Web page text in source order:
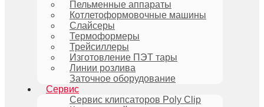
Пельменные аппараты
Котлетоформовочные машины
Слайсеры
Термоформеры
Трейсиллеры
Изготовление ПЭТ тары
Линии розлива
Заточное оборудование
Сервис
Сервис клипсаторов Poly Clip